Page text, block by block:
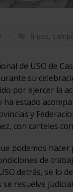
fi-uso,
de USO de
su
por ejercer la
ha estado
y
con carteles
podemos
de
detrás, se lo
resuelve